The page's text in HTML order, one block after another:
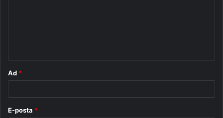
Ad *
E-posta *